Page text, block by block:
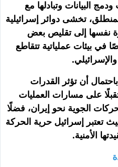
البيانات وتبادلها مع
تخشى دوائر إسرائيلية
نفسها إلى تقليص بعض
في بيئات عملياتية تتقاطع
أن تؤثر القدرات
على مسارات العمليات
الجوية نحو إيران، فضلًا
تعتبر إسرائيل حرية الحركة
الأمنية.